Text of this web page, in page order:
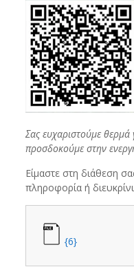
Σας ευχαριστούμε θερμά
προσδοκούμε στην
Είμαστε στη διάθεση
πληροφορία ή
{6}